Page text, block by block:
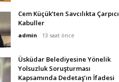
Cem Küçük’ten Savcılıkta Çarpıcı
Kabuller
admin 13 saat önce
Üsküdar Belediyesine Yönelik
Yolsuzluk Soruşturması
Kapsamında Dedetaş’ın İfadesi